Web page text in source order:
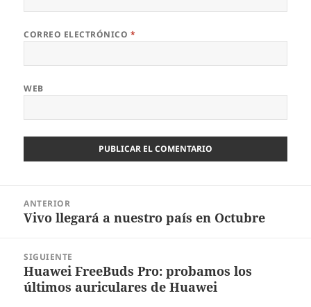
CORREO ELECTRÓNICO *
WEB
entradas
ANTERIOR
Entrada
Vivo llegará a nuestro país en Octubre
SIGUIENTE
Entrada
siguiente:
Huawei FreeBuds Pro: probamos los
últimos auriculares de Huawei